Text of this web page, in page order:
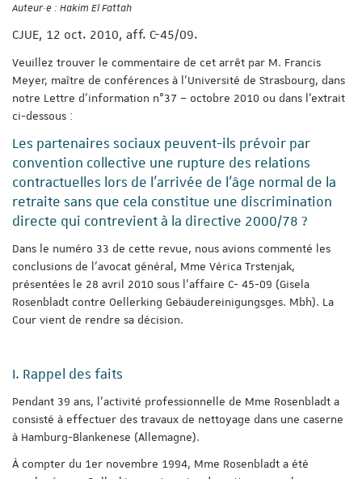
Auteur·e : Hakim El Fattah
CJUE, 12 oct. 2010, aff. C-45/09.
Veuillez trouver le commentaire de cet arrêt par M. Francis
Meyer, maître de conférences à l'Université de Strasbourg, dans
notre Lettre d’information n°37 – octobre 2010 ou dans l'extrait
ci-dessous :
Les partenaires sociaux peuvent-ils prévoir par
convention collective une rupture des relations
contractuelles lors de l’arrivée de l’âge normal de la
retraite sans que cela constitue une discrimination
directe qui contrevient à la directive 2000/78 ?
Dans le numéro 33 de cette revue, nous avions commenté les
conclusions de l’avocat général, Mme Vérica Trstenjak,
présentées le 28 avril 2010 sous l’affaire C- 45-09 (Gisela
Rosenbladt contre Oellerking Gebäudereinigungsges. Mbh). La
Cour vient de rendre sa décision.
I. Rappel des faits
Pendant 39 ans, l’activité professionnelle de Mme Rosenbladt a
consisté à effectuer des travaux de nettoyage dans une caserne
à Hamburg-Blankenese (Allemagne).
À compter du 1er novembre 1994, Mme Rosenbladt a été